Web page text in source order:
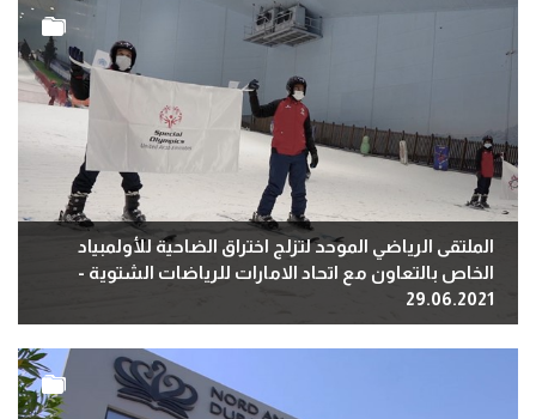
الملتقى الرياضي الموحد لتزلج اختراق الضاحية للأولمبياد
الخاص بالتعاون مع اتحاد الامارات للرياضات الشتوية -
29.06.2021